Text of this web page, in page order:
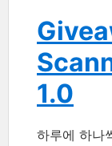
1.0
하루에 하나